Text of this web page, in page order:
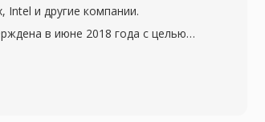
и другие компании.
в июне 2018 года с целью
поколения, превосходящего